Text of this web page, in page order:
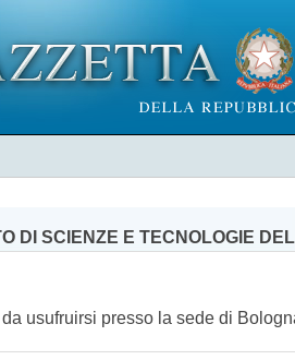
DI SCIENZE E TECNOLOGIE
usufruirsi presso la sede di